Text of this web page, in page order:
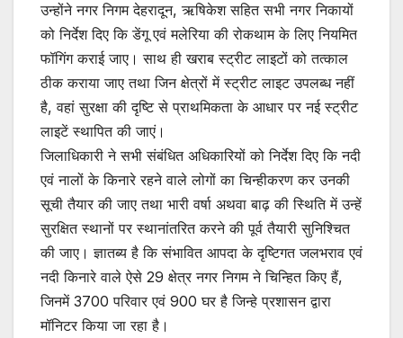
उन्होंने नगर निगम देहरादून, ऋषिकेश सहित सभी नगर निकायों
को निर्देश दिए कि डेंगू एवं मलेरिया की रोकथाम के लिए नियमित
फॉगिंग कराई जाए। साथ ही खराब स्ट्रीट लाइटों को तत्काल
ठीक कराया जाए तथा जिन क्षेत्रों में स्ट्रीट लाइट उपलब्ध नहीं
है, वहां सुरक्षा की दृष्टि से प्राथमिकता के आधार पर नई स्ट्रीट
लाइटें स्थापित की जाएं।
जिलाधिकारी ने सभी संबंधित अधिकारियों को निर्देश दिए कि नदी
एवं नालों के किनारे रहने वाले लोगों का चिन्हीकरण कर उनकी
सूची तैयार की जाए तथा भारी वर्षा अथवा बाढ़ की स्थिति में उन्हें
सुरक्षित स्थानों पर स्थानांतरित करने की पूर्व तैयारी सुनिश्चित
की जाए। ज्ञातब्य है कि संभावित आपदा के दृष्टिगत जलभराव एवं
नदी किनारे वाले ऐसे 29 क्षेत्र नगर निगम ने चिन्हित किए हैं,
जिनमें 3700 परिवार एवं 900 घर है जिन्हे प्रशासन द्वारा
मॉनिटर किया जा रहा है।